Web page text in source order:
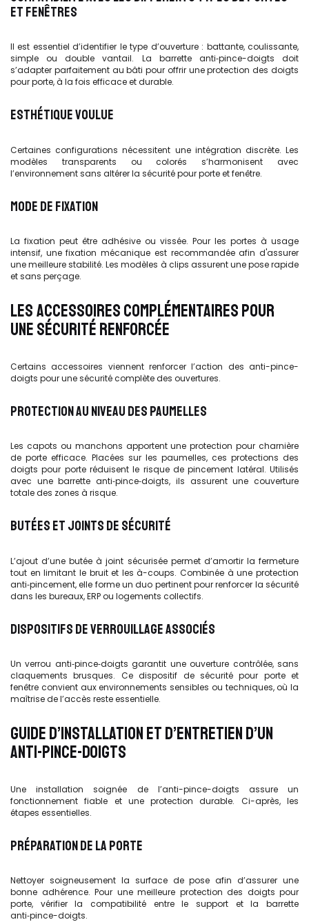
ET FENÊTRES
Il est essentiel d’identifier le type d’ouverture : battante, coulissante,
simple ou double vantail. La barrette anti‑pince-doigts doit
s’adapter parfaitement au bâti pour offrir une protection des doigts
pour porte, à la fois efficace et durable.
ESTHÉTIQUE VOULUE
Certaines configurations nécessitent une intégration discrète. Les
modèles transparents ou colorés s’harmonisent avec
l’environnement sans altérer la sécurité pour porte et fenêtre.
MODE DE FIXATION
La fixation peut être adhésive ou vissée. Pour les portes à usage
intensif, une fixation mécanique est recommandée afin d'assurer
une meilleure stabilité. Les modèles à clips assurent une pose rapide
et sans perçage.
LES ACCESSOIRES COMPLÉMENTAIRES POUR
UNE SÉCURITÉ RENFORCÉE
Certains accessoires viennent renforcer l’action des anti-pince-
doigts pour une sécurité complète des ouvertures.
PROTECTION AU NIVEAU DES PAUMELLES
Les capots ou manchons apportent une protection pour charnière
de porte efficace. Placées sur les paumelles, ces protections des
doigts pour porte réduisent le risque de pincement latéral. Utilisés
avec une barrette anti‑pince‑doigts, ils assurent une couverture
totale des zones à risque.
BUTÉES ET JOINTS DE SÉCURITÉ
L’ajout d’une butée à joint sécurisée permet d’amortir la fermeture
tout en limitant le bruit et les à-coups. Combinée à une protection
anti‑pincement, elle forme un duo pertinent pour renforcer la sécurité
dans les bureaux, ERP ou logements collectifs.
DISPOSITIFS DE VERROUILLAGE ASSOCIÉS
Un verrou anti‑pince‑doigts garantit une ouverture contrôlée, sans
claquements brusques. Ce dispositif de sécurité pour porte et
fenêtre convient aux environnements sensibles ou techniques, où la
maîtrise de l’accès reste essentielle.
GUIDE D’INSTALLATION ET D’ENTRETIEN D’UN
ANTI-PINCE-DOIGTS
Une installation soignée de l’anti-pince-doigts assure un
fonctionnement fiable et une protection durable. Ci-après, les
étapes essentielles.
PRÉPARATION DE LA PORTE
Nettoyer soigneusement la surface de pose afin d’assurer une
bonne adhérence. Pour une meilleure protection des doigts pour
porte, vérifier la compatibilité entre le support et la barrette
anti‑pince-doigts.